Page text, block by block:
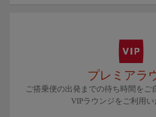
プレミアラ
ご搭乗便の出発までの待ち時間をご
VIPラウンジをご利用い